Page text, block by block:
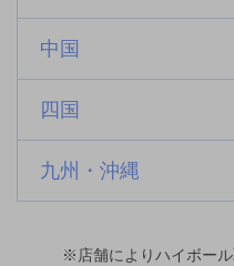
中国
四国
九州・沖縄
※店舗によりハイボール